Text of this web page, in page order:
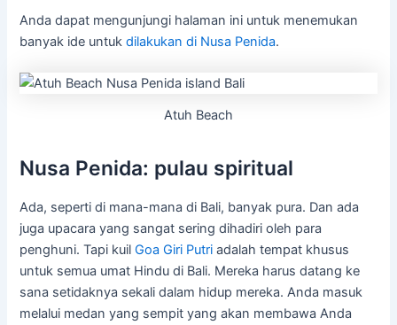
Anda dapat mengunjungi halaman ini untuk menemukan
banyak ide untukdilakukan di Nusa Penida.
Atuh Beach
Nusa Penida: pulau spiritual
Ada, seperti di mana-mana di Bali, banyak pura. Dan ada
juga upacara yang sangat sering dihadiri oleh para
penghuni. Tapi kuilGoa Giri Putri adalah tempat khusus
untuk semua umat Hindu di Bali. Mereka harus datang ke
sana setidaknya sekali dalam hidup mereka. Anda masuk
melalui medan yang sempit yang akan membawa Anda